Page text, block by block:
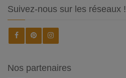
Suivez-nous sur les réseaux !
Nos partenaires